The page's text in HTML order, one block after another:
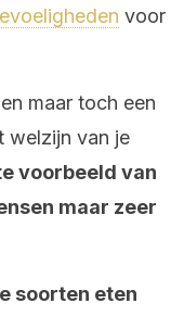
voor
maar toch een
welzijn van je
voorbeeld van
maar zeer
soorten eten